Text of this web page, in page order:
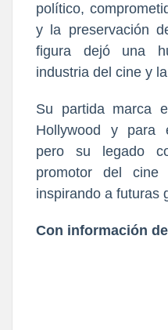
político,
y la preservación
figura dejó una
industria del cine y
Su partida marca
Hollywood y para
pero su legado
promotor del cine
inspirando a futuras
Con información